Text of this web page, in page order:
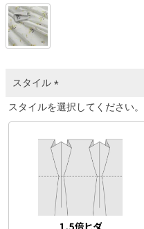
スタイル
必
)
スタイルを選択してください。